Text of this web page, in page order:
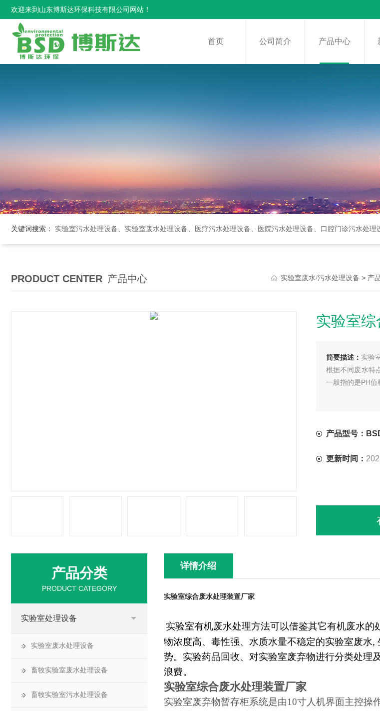
欢迎来到山东博斯达环保科技有限公司网站！
首页 公司简介 产品中心
关键词搜索： 实验室污水处理设备、实验室废水处理设备、医疗污水处理设备、医院污水处理设备、口腔门诊污水处理设备、牙科诊所污水处理设备、次
PRODUCT CENTER 产品中心 实验室废水/污水处理设备 > 产
实验室
简要描述： 实验
根据不同废水特
一般指的是PH值
产品型号：
更新时间：
详情介绍
实验室综合废水处理装置厂家
实验室有机废水处理方法可以借鉴其它有机废水
物浓度高、毒性强、水质水量不稳定的实验室废水,
势。实验药品回收、对实验室废弃物进行分类处理
浪费。
实验室综合废水处理装置厂家
实验室废弃物暂存柜系统是由10寸人机界面主控操
产品分类
PRODUCT CATEGORY
实验室处理设备
实验室废水处理设备
畜牧实验室废水处理设备
畜牧实验室污水处理设备